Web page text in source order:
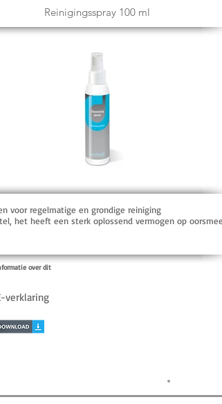
Reinigingsspray 100 ml
voor regelmatige en grondige reiniging
het heeft een sterk oplossend vermogen op
over dit
verklaring